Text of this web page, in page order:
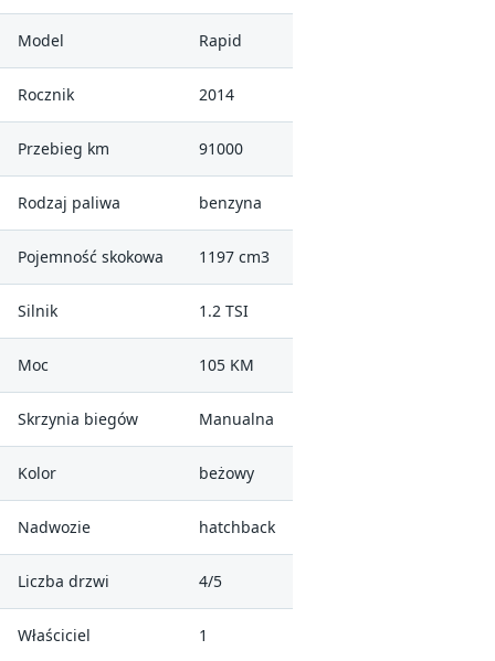
Model Rapid
Rocznik 2014
Przebieg km 91000
Rodzaj paliwa benzyna
Pojemność skokowa 1197 cm3
Silnik 1.2 TSI
Moc 105 KM
Skrzynia biegów Manualna
Kolor beżowy
Nadwozie hatchback
Liczba drzwi 4/5
Właściciel 1